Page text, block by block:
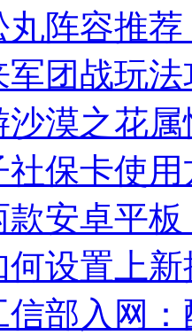
丸阵容推
团战玩法
沙漠之花
社保卡使用
安卓平
何设置上
部入网：